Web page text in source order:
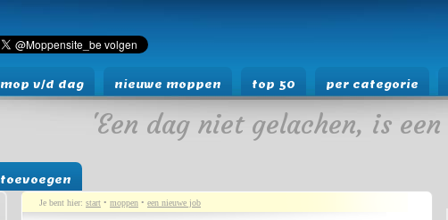
mop v/d dag nieuwe moppen top 50 per categorie
toevoegen
'Een dag niet gelachen, is
Je bent hier: start • moppen • een nieuwe job